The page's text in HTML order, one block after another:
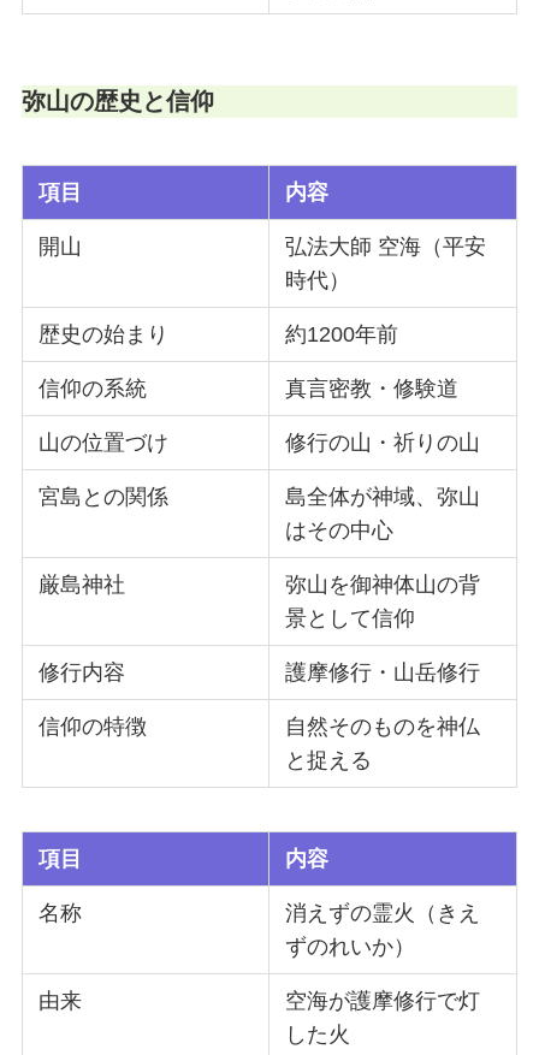
弥山の歴史と信仰
項目 内容
開山
弘法大師 空海（平安
時代）
歴史の始まり 約1200年前
信仰の系統 真言密教・修験道
山の位置づけ 修行の山・祈りの山
宮島との関係
島全体が神域、弥山
はその中心
厳島神社
弥山を御神体山の背
景として信仰
修行内容 護摩修行・山岳修行
信仰の特徴
自然そのものを神仏
と捉える
項目 内容
名称
消えずの霊火（きえ
ずのれいか）
由来
空海が護摩修行で灯
した火